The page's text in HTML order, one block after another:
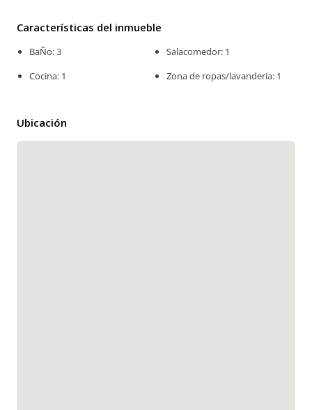
Características del inmueble
BaÑo: 3
Cocina: 1
Salacomedor: 1
Zona de ropas/lavanderia: 1
Ubicación